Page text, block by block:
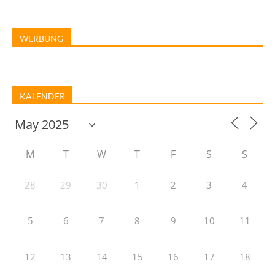
WERBUNG
KALENDER
M T W T F S S
28 29 30 1 2 3 4
5 6 7 8 9 10 11
12 13 14 15 16 17 18